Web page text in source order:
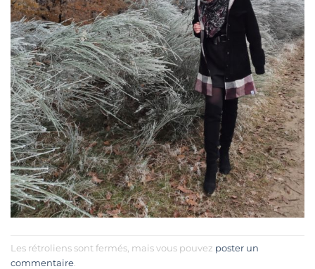
Les rétroliens sont fermés, mais vous pouvez poster un
commentaire